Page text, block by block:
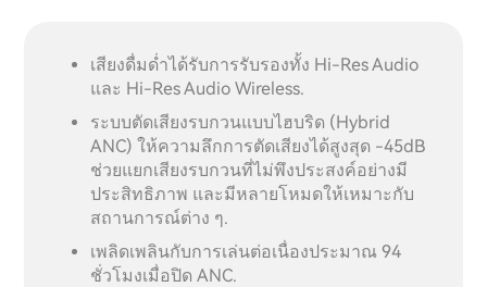
เสียงดื่มด่ำได้รับการรับรองทั้ง Hi-Res Audio
และ Hi-Res Audio Wireless.
ระบบตัดเสียงรบกวนแบบไฮบริด (Hybrid
ANC) ให้ความลึกการตัดเสียงได้สูงสุด -45dB
ช่วยแยกเสียงรบกวนที่ไม่พึงประสงค์อย่างมี
ประสิทธิภาพ และมีหลายโหมดให้เหมาะกับ
สถานการณ์ต่าง ๆ.
เพลิดเพลินกับการเล่นต่อเนื่องประมาณ 94
ชั่วโมงเมื่อปิด ANC.